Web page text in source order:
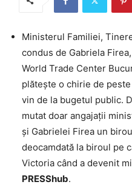
Ministerul Familiei,
condus de Gabriela
World Trade Center
plătește o chirie de
vin de la bugetul public.
mutat doar angajații
și Gabrielei Firea un
deocamdată la biroul pe
Victoria când a devenit
PRESShub.